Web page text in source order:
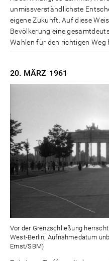
unmissverständlichste
eigene Zukunft. Auf diese
Bevölkerung eine
Wahlen für den richtigen Weg
20. MÄRZ 1961
Vor der Grenzschließung
West-Berlin; Aufnahmedatum
Ernst/SBM)